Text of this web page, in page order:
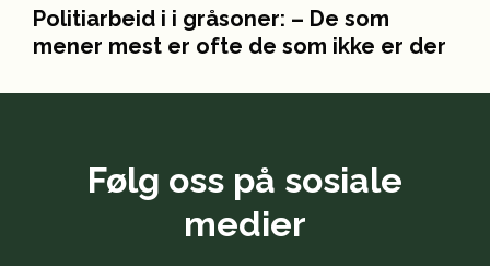
Politiarbeid i i gråsoner: – De som
mener mest er ofte de som ikke er der
Følg oss på sosiale
medier